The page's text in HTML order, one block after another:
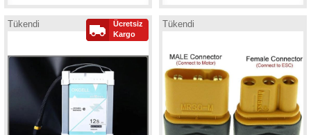
Tükendi
Ücretsiz
Kargo
Tükendi